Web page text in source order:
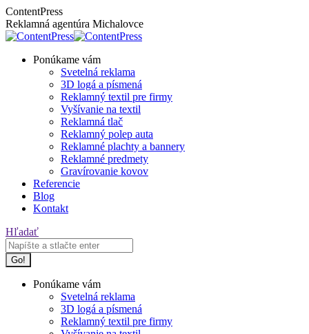
Skip
to
content
Facebook
page
opens
new
Instagram
page
opens
new
ContentPress
Reklamná agentúra Michalovce
Ponúkame vám
Svetelná reklama
3D logá a písmená
Reklamný textil pre firmy
Vyšívanie na textil
Reklamná tlač
Reklamný polep auta
Reklamné plachty a bannery
Reklamné predmety
Gravírovanie kovov
Referencie
Blog
Kontakt
Search:
Hľadať
Ponúkame vám
Svetelná reklama
3D logá a písmená
Reklamný textil pre firmy